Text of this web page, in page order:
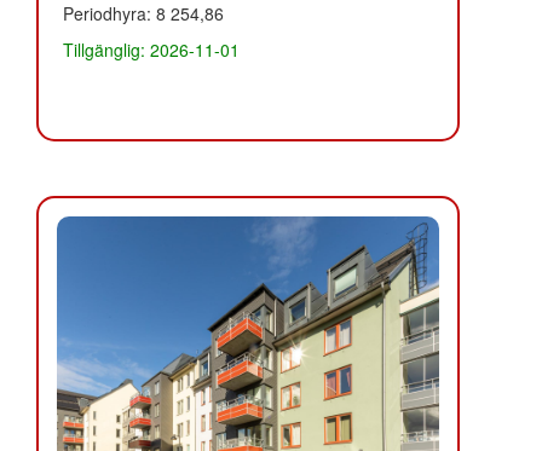
Periodhyra: 8 254,86
Tillgänglig: 2026-11-01